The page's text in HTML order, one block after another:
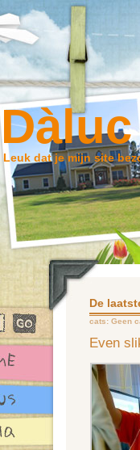
Dàluc
Leuk dat je mijn site
De
cats: Geen
Even